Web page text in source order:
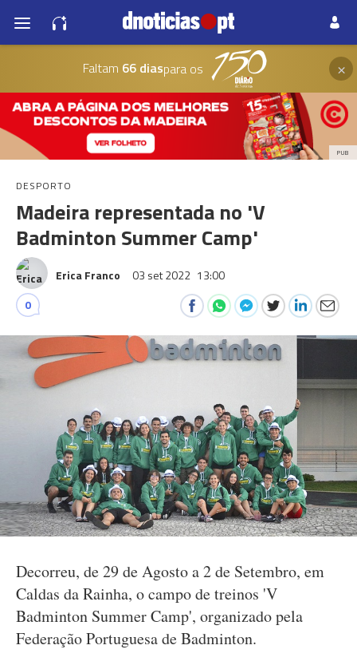
Faltam 66 diaspara os ×
PUB
DESPORTO
Madeira representada no 'V
Badminton Summer Camp'
Erica Franco 03 set 2022 13:00
0
Decorreu, de 29 de Agosto a 2 de Setembro, em
Caldas da Rainha, o campo de treinos 'V
Badminton Summer Camp', organizado pela
Federação Portuguesa de Badminton.